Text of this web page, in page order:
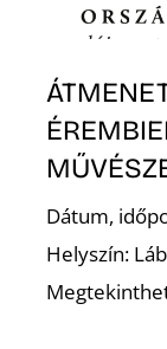
Dátum,
Helyszín: